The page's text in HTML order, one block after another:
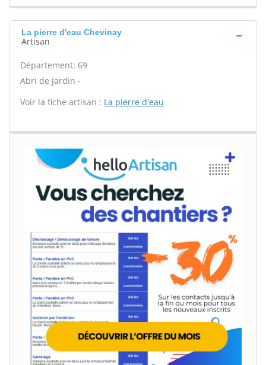
La pierre d'eau Chevinay
Artisan
Département: 69
Abri de jardin -
Voir la fiche artisan : La pierre d'eau